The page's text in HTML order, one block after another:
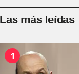
Las más leídas
1